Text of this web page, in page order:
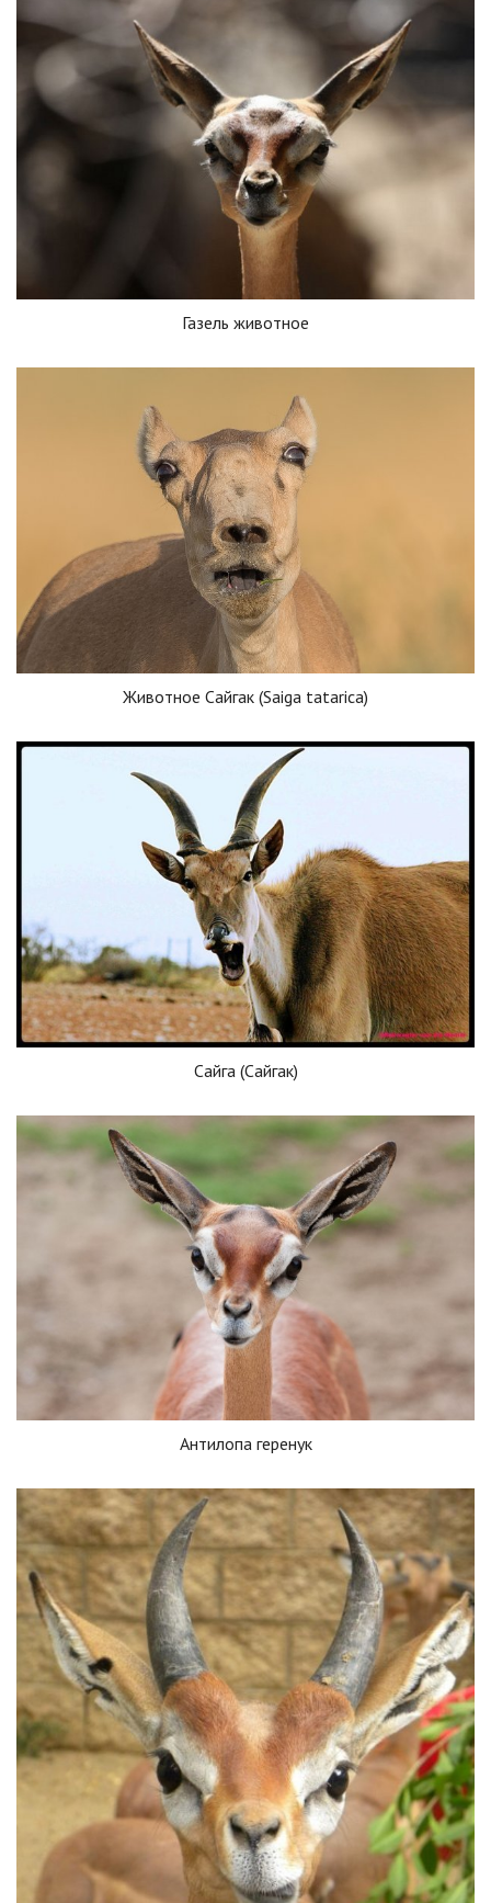
Газель животное
Животное Сайгак (Saiga tatarica)
Сайга (Сайгак)
Антилопа геренук